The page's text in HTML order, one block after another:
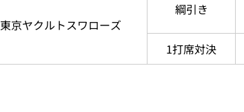
東京ヤクルトスワローズ
綱引き
1打席対決